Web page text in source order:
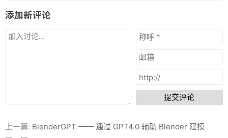
### C 编译指令
`-Og` 是调试友好编译优化
**`%rip`（Instruction Pointer）**：指令指针，指向下一条将要执行的指
- **CF（Carry Flag）**：进位标志，用于无符号算术运算中的进位
- **SF（Sign Flag）**：符号标志，当操作结果为负时设置
- **OF（Overflow Flag）**：溢出标志，用于有符号算术运算中的溢出
添加新评论
提交评论
上一篇: BlenderGPT —— 通过 GPT4.0 辅助 Blender 建模